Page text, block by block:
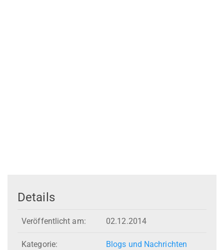
Details
Veröffentlicht am: 02.12.2014
Kategorie: Blogs und Nachrichten